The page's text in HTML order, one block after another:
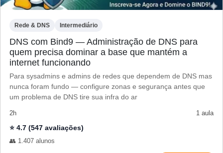
Rede & DNS Intermediário
DNS com Bind9 — Administração de DNS para
quem precisa dominar a base que mantém a
internet funcionando
Para sysadmins e admins de redes que dependem de DNS mas
nunca foram fundo — configure zonas e segurança antes que
um problema de DNS tire sua infra do ar
2h 1 aula
⭐ 4.7 (547 avaliações)
👥 1.407 alunos